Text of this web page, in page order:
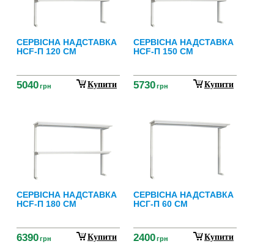
СЕРВІСНА НАДСТАВКА
НСF-П 120 СМ
5040грн Купити
СЕРВІСНА НАДСТАВКА
НСF-П 150 СМ
5730грн Купити
СЕРВІСНА НАДСТАВКА
НСF-П 180 СМ
6390грн Купити
СЕРВІСНА НАДСТАВКА
НСГ-П 60 СМ
2400грн Купити